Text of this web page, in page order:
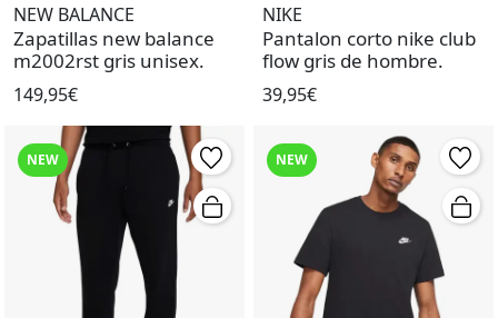
NEW BALANCE
Zapatillas new balance
m2002rst gris unisex.
149,95€
NIKE
Pantalon corto nike club
flow gris de hombre.
39,95€
NEW NEW